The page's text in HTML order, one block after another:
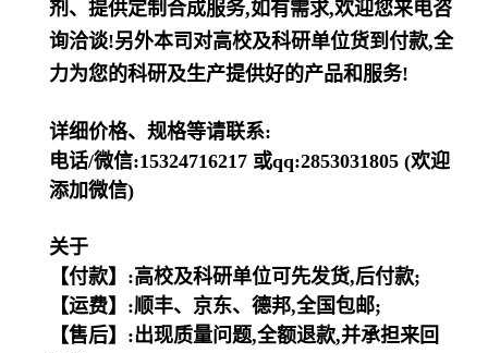
剂、提供定制合成服务,如有需求,欢迎您来电咨
询洽谈!另外本司对高校及科研单位货到付款,全
力为您的科研及生产提供好的产品和服务!
详细价格、规格等请联系:
电话/微信:15324716217 或qq:2853031805 (欢迎
添加微信)
关于
【付款】:高校及科研单位可先发货,后付款;
【运费】:顺丰、京东、德邦,全国包邮;
【售后】:出现质量问题,全额退款,并承担来回